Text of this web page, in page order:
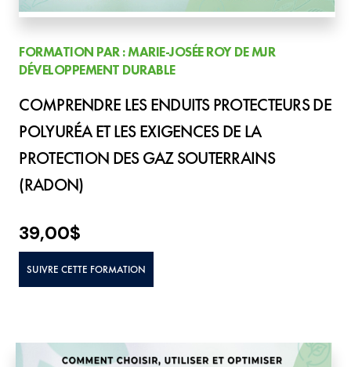
FORMATION PAR : MARIE-JOSÉE ROY DE MJR
DÉVELOPPEMENT DURABLE
COMPRENDRE LES ENDUITS PROTECTEURS DE
POLYURÉA ET LES EXIGENCES DE LA
PROTECTION DES GAZ SOUTERRAINS
(RADON)
39,00$
SUIVRE CETTE FORMATION